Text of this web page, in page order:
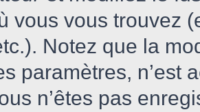
vous vous trouvez
Notez que la
paramètres, n’est
n’êtes pas